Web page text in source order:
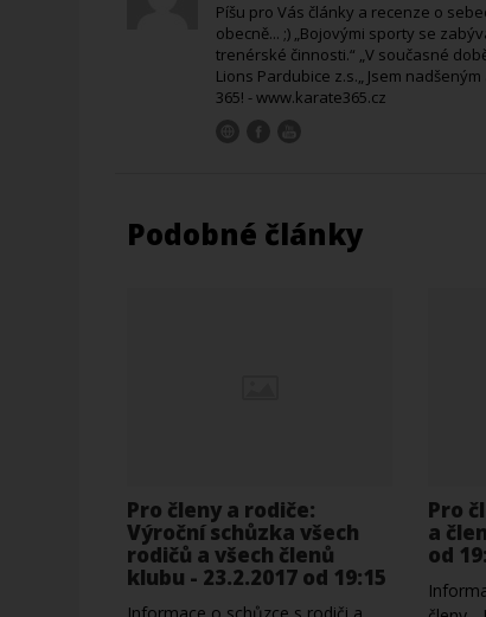
Píšu pro Vás články a recenze o
obecně... ;) „Bojovými sporty se
trenérské činnosti.“ „V současné
Lions Pardubice z.s.„ Jsem
365! - www.karate365.cz
Podobné články
Pro členy a rodiče:
Výroční schůzka všech
rodičů a všech členů
klubu - 23.2.2017 od 19:15
Pro
a
od